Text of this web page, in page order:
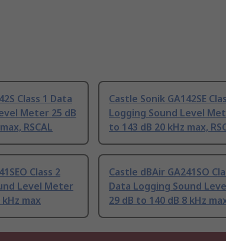
Class 1 Data
Meter 25 dB
RSCAL
Castle Sonik GA142SE
Logging Sound Level
to 143 dB 20 kHz max,
Class 2
Level Meter
kHz max
Castle dBAir GA241SO
Data Logging Sound
29 dB to 140 dB 8 kHz